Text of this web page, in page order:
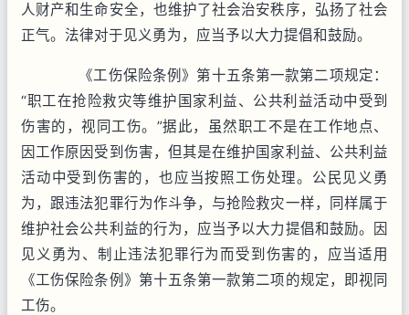
人财产和生命安全，也维护了社会治安秩序，弘扬了社会
正气。法律对于见义勇为，应当予以大力提倡和鼓励。
《工伤保险条例》第十五条第一款第二项规定：
“职工在抢险救灾等维护国家利益、公共利益活动中受到
伤害的，视同工伤。”据此，虽然职工不是在工作地点、
因工作原因受到伤害，但其是在维护国家利益、公共利益
活动中受到伤害的，也应当按照工伤处理。公民见义勇
为，跟违法犯罪行为作斗争，与抢险救灾一样，同样属于
维护社会公共利益的行为，应当予以大力提倡和鼓励。因
见义勇为、制止违法犯罪行为而受到伤害的，应当适用
《工伤保险条例》第十五条第一款第二项的规定，即视同
工伤。